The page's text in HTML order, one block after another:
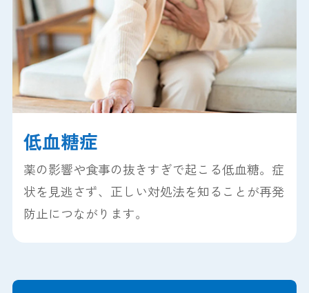
低血糖症
薬の影響や食事の抜きすぎで起こる低血糖。症
状を見逃さず、正しい対処法を知ることが再発
防止につながります。